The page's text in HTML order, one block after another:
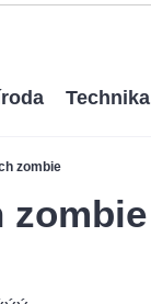
zombie
Technika
zombie